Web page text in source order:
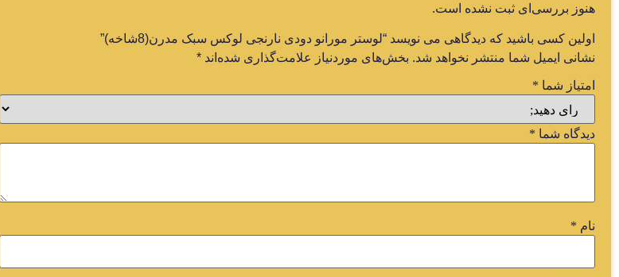
هنوز بررسی‌ای ثبت نشده است.
اولین کسی باشید که دیدگاهی می نویسد “لوستر مورانو دودی نارنجی لوکس سبک مدرن(8شاخه)”
نشانی ایمیل شما منتشر نخواهد شد. بخش‌های موردنیاز علامت‌گذاری شده‌اند *
امتیاز شما *
دیدگاه شما *
نام *